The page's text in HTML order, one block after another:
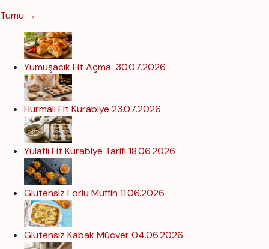
Tümü →
Yumuşacık Fit Açma 30.07.2026
Hurmalı Fit Kurabiye 23.07.2026
Yulaflı Fit Kurabiye Tarifi 18.06.2026
Glutensiz Lorlu Muffin 11.06.2026
Glutensiz Kabak Mücver04.06.2026